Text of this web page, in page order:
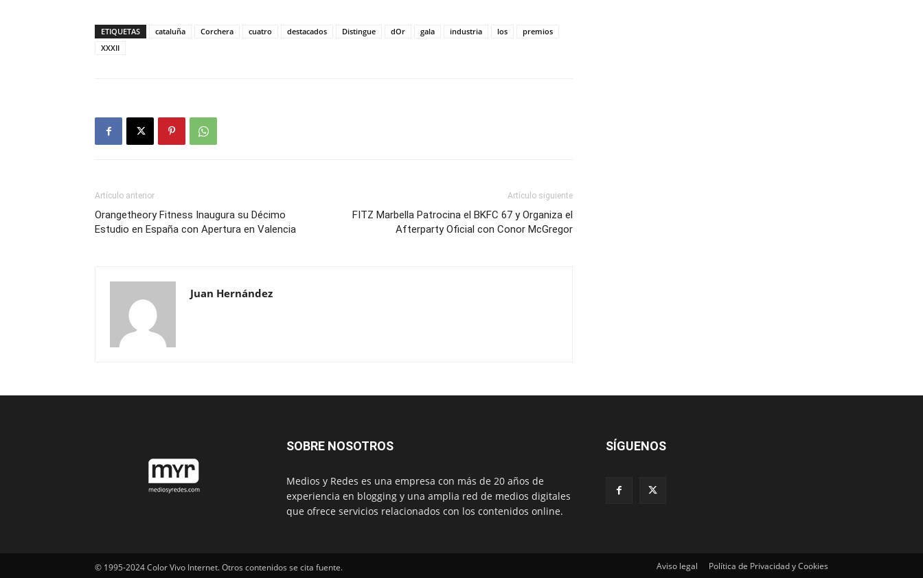
ETIQUETAS cataluña Corchera cuatro destacados Distingue dOr gala industria los
premios
XXXII
Artículo anterior
Orangetheory Fitness Inaugura su Décimo
Estudio en España con Apertura en Valencia
Artículo siguiente
FITZ Marbella Patrocina el BKFC 67 y Organiza el
Afterparty Oficial con Conor McGregor
Juan Hernández
SOBRE NOSOTROS
Medios y Redes es una empresa con más de 20 años de
experiencia en blogging y una amplia red de medios digitales
que ofrece servicios relacionados con los contenidos online.
SÍGUENOS
© 1995-2024 Color Vivo Internet. Otros contenidos se cita fuente. Aviso legal Política de Privacidad y Cookies